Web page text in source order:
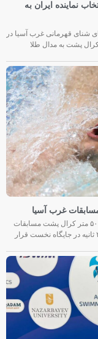
نماینده ایران به
شنای قهرمانی غرب آسیا در
هومر عباسی، شناگر تیم ملی ایران، در دور مقدماتی ماده ۵۰ متر کرال پشت مسابقات